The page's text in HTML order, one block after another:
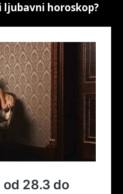
horoskop?